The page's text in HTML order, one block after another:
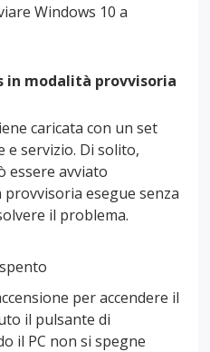
Windows 10 a
in modalità provvisoria
caricata con un set
e servizio. Di solito,
essere avviato
esegue senza
il problema.
per accendere il
il pulsante di
il PC non si spegne